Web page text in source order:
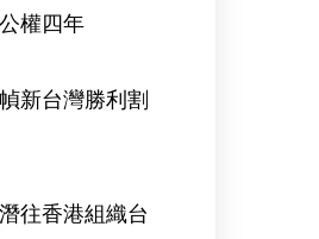
權四年
新台灣勝利割
往香港組織台